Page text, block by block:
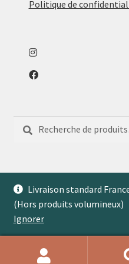
Livraison standard
(Hors produits volumineux)
Ignorer
Politique de
pour :
© Aventures de Maison 2026